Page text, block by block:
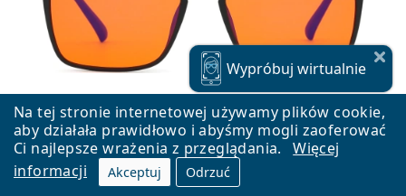
Na tej stronie internetowej używamy plików cookie,
aby działała prawidłowo i abyśmy mogli zaoferować
Ci najlepsze wrażenia z przeglądania.
Więcej
informacji
Akceptuj Odrzuć
UVtech Sleep-3R z pomarańczowymi szkłami
Wypróbuj wirtualnie